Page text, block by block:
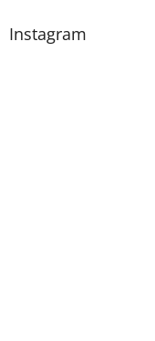
Instagram